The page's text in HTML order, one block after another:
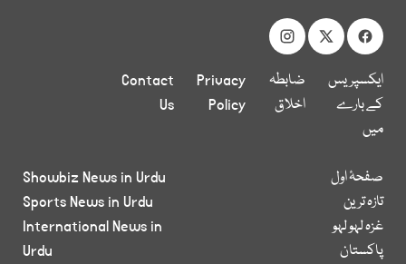
ایکسپریس
کے بارے
میں
ضابطہ
اخلاق
Privacy
Policy
Contact
Us
صفحۂ اول
تازہ ترین
غزہ لہو لہو
پاکستان
Showbiz News in Urdu
Sports News in Urdu
International News in
Urdu